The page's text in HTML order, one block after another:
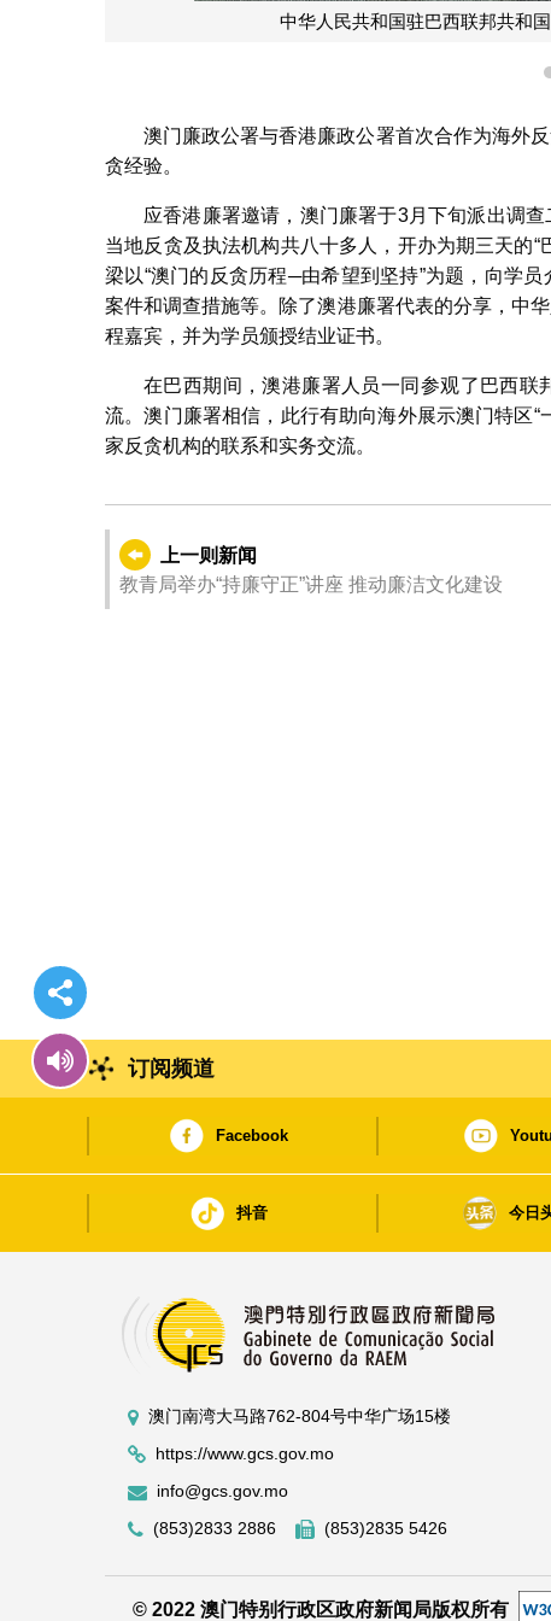
中华人民共和国驻巴西联邦共和
澳门廉政公署与香港廉政公署首次合作为海外
贪经验。
应香港廉署邀请，澳门廉署于3月下旬派出调
当地反贪及执法机构共八十多人，开办为期三天的
梁以“澳门的反贪历程─由希望到坚持”为题，向学
案件和调查措施等。除了澳港廉署代表的分享，中
程嘉宾，并为学员颁授结业证书。
在巴西期间，澳港廉署人员一同参观了巴西
流。澳门廉署相信，此行有助向海外展示澳门特区
家反贪机构的联系和实务交流。
上一则新闻
教青局举办“持廉守正”讲座 推动廉洁文化建设
订阅频道
Facebook
抖音 今日
澳门南湾大马路762-804号中华广场15楼
https://www.gcs.gov.mo
info@gcs.gov.mo
(853)2833 2886
(853)2835 5426
© 2022 澳门特别行政区政府新闻局版权所有